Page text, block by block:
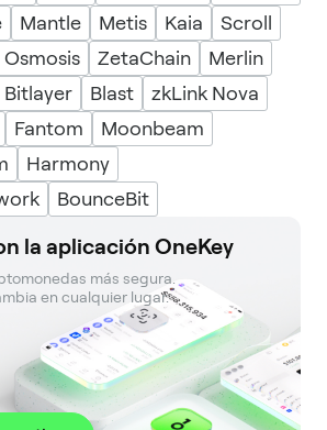
Mantle Metis Kaia
Scroll
Osmosis ZetaChain
Merlin
Bitlayer Blast
zkLink Nova
Fantom
Moonbeam
Harmony
BounceBit
la aplicación OneKey
más segura.
en cualquier lugar.